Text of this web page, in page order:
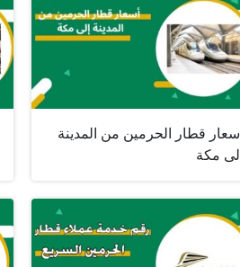
أسعار قطار الحرمين من المدينة
إلى مكة